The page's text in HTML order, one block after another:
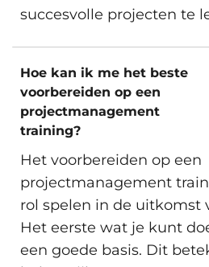
succesvolle projecten te
Hoe kan ik me het beste
voorbereiden op een
projectmanagement
training?
Het voorbereiden op een
projectmanagement
rol spelen in de uitkomst
Het eerste wat je kunt
een goede basis. Dit